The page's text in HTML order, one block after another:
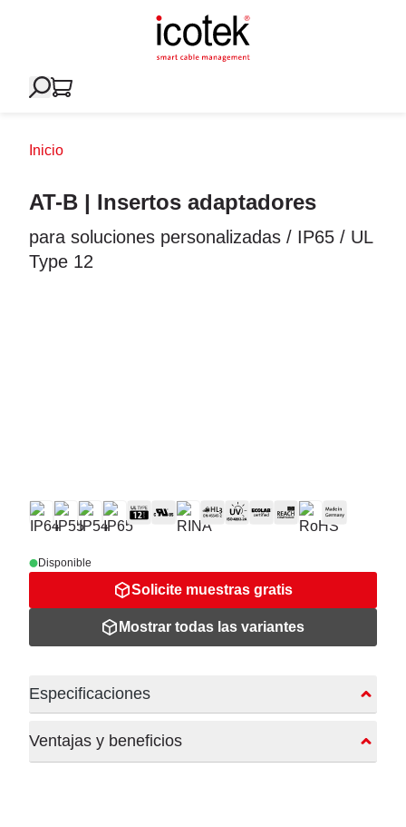
Inicio
AT-B | Insertos adaptadores
para soluciones personalizadas / IP65 / UL
Type 12
Disponible
Solicite muestras gratis
Mostrar todas las variantes
Especificaciones
Ventajas y beneficios